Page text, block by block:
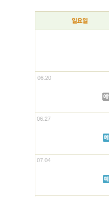
06.20
06.27
07.04